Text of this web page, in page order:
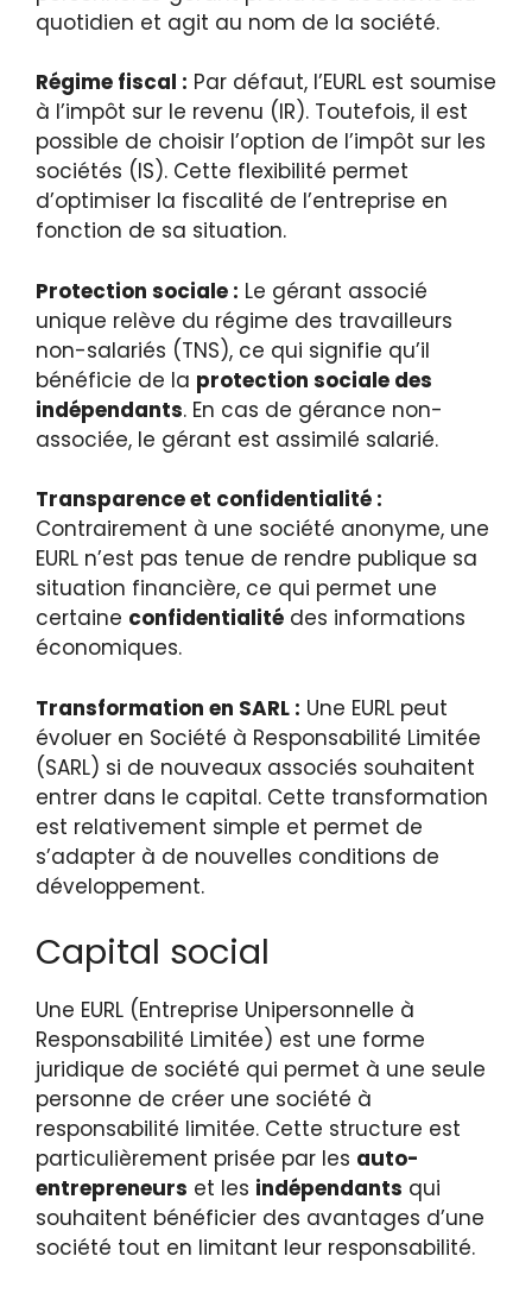
quotidien et agit au nom de la société.
Régime fiscal : Par défaut, l’EURL est soumise
à l’impôt sur le revenu (IR). Toutefois, il est
possible de choisir l’option de l’impôt sur les
sociétés (IS). Cette flexibilité permet
d’optimiser la fiscalité de l’entreprise en
fonction de sa situation.
Protection sociale : Le gérant associé
unique relève du régime des travailleurs
non-salariés (TNS), ce qui signifie qu’il
bénéficie de la protection sociale des
indépendants. En cas de gérance non-
associée, le gérant est assimilé salarié.
Transparence et confidentialité :
Contrairement à une société anonyme, une
EURL n’est pas tenue de rendre publique sa
situation financière, ce qui permet une
certaine confidentialité des informations
économiques.
Transformation en SARL : Une EURL peut
évoluer en Société à Responsabilité Limitée
(SARL) si de nouveaux associés souhaitent
entrer dans le capital. Cette transformation
est relativement simple et permet de
s’adapter à de nouvelles conditions de
développement.
Capital social
Une EURL (Entreprise Unipersonnelle à
Responsabilité Limitée) est une forme
juridique de société qui permet à une seule
personne de créer une société à
responsabilité limitée. Cette structure est
particulièrement prisée par les auto-
entrepreneurs et les indépendants qui
souhaitent bénéficier des avantages d’une
société tout en limitant leur responsabilité.